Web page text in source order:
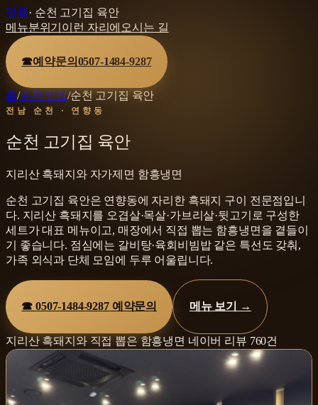
맛플· 순천 고기집 육안
메뉴분위기 이런 자리에 오시는 길
☎예약문의 0507-1484-9287
홈/순천 맛집/순천 고기집 육안
전남 순천 · 연향동
순천 고기집 육안
지리산 흑돼지와 자가제면 함흥냉면
순천 고기집 육안은 연향동에 자리한 흑돼지 구이 전문점입니
다. 지리산 흑돼지를 오겹살·목살·가브리살·뒷고기로 구성한
세트가 대표 메뉴이고, 매장에서 직접 뽑는 함흥냉면을 곁들이
기 좋습니다. 점심에는 갈비탕·육회비빔밥 같은 특선도 갖춰,
가족 외식과 단체 모임에 두루 어울립니다.
☎0507-1484-9287예약문의 메뉴 보기 →
지리산 흑돼지와 직접 뽑은 함흥냉면 네이버 리뷰 760건